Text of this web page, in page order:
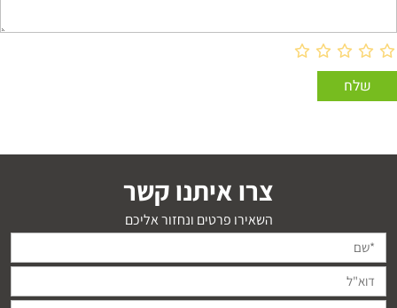
צרו איתנו קשר
השאירו פרטים ונחזור אליכם